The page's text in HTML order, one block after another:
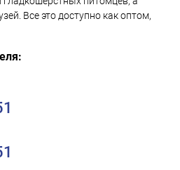
Все это доступно как оптом,